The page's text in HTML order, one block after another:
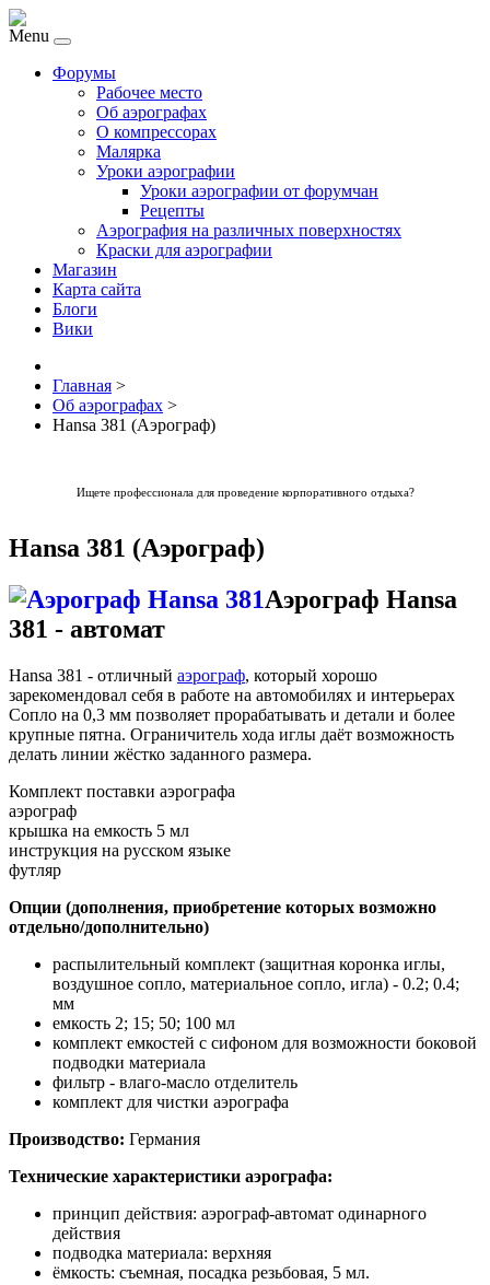
Menu
Форумы
Рабочее место
Об аэрографах
О компрессорах
Малярка
Уроки аэрографии
Уроки аэрографии от форумчан
Рецепты
Аэрография на различных поверхностях
Краски для аэрографии
Магазин
Карта сайта
Блоги
Вики
Главная >
Об аэрографах >
Hansa 381 (Аэрограф)
Ищете профессионала для проведение корпоративного отдыха?
Hansa 381 (Аэрограф)
Аэрограф Hansa
381 - автомат
Hansa 381 - отличный аэрограф, который хорошо
зарекомендовал себя в работе на автомобилях и интерьерах
Сопло на 0,3 мм позволяет прорабатывать и детали и более
крупные пятна. Ограничитель хода иглы даёт возможность
делать линии жёстко заданного размера.
Комплект поставки аэрографа
аэрограф
крышка на емкость 5 мл
инструкция на русском языке
футляр
Опции (дополнения, приобретение которых возможно
отдельно/дополнительно)
распылительный комплект (защитная коронка иглы,
воздушное сопло, материальное сопло, игла) - 0.2; 0.4;
мм
емкость 2; 15; 50; 100 мл
комплект емкостей с сифоном для возможности боковой
подводки материала
фильтр - влаго-масло отделитель
комплект для чистки аэрографа
Производство: Германия
Технические характеристики аэрографа:
принцип действия: аэрограф-автомат одинарного
действия
подводка материала: верхняя
ёмкость: съемная, посадка резьбовая, 5 мл.